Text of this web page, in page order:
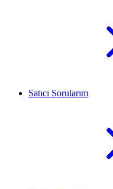
Satıcı Sorularım